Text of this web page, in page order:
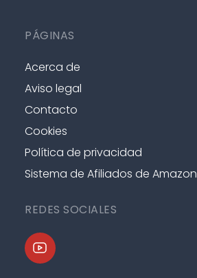
PÁGINAS
Acerca de
Aviso legal
Contacto
Cookies
Política de privacidad
Sistema de Afiliados de Amazon
REDES SOCIALES